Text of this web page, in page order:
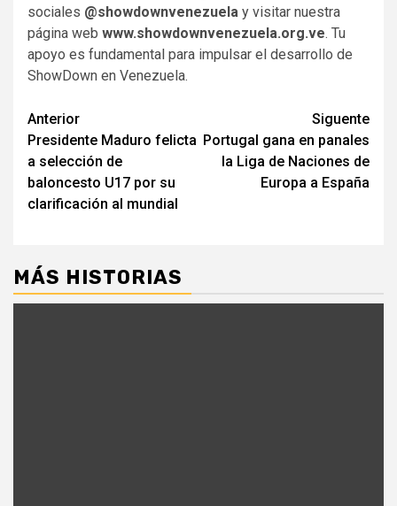
sociales @showdownvenezuela y visitar nuestra
página web www.showdownvenezuela.org.ve. Tu
apoyo es fundamental para impulsar el desarrollo de
ShowDown en Venezuela.
Navegación
de
entradas
Anterior
Presidente Maduro felicta
a selección de
baloncesto U17 por su
clarificación al mundial
Siguente
Portugal gana en panales
la Liga de Naciones de
Europa a España
MÁS HISTORIAS